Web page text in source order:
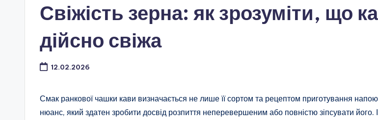
Свіжість зерна: як зрозуміти, що
дійсно свіжа
12.02.2026
Смак ранкової чашки кави визначається не лише її сортом та рецептом приготування
нюанс, який здатен зробити досвід розпиття неперевершеним або повністю зіпсувати його.